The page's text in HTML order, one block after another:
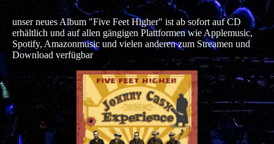
NEW - NEW - NEW
unser neues Album "Five Feet Higher" ist ab sofort auf CD
erhältlich und auf allen gängigen Plattformen wie Applemusic,
Spotify, Amazonmusic und vielen anderen zum Streamen und
Download verfügbar.